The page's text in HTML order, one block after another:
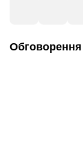
Обговорення